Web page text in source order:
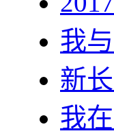
我
新
我